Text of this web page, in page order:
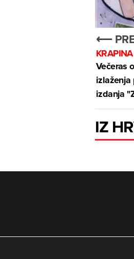
⟵
KRAPINA
Večeras
izdanja
IZ